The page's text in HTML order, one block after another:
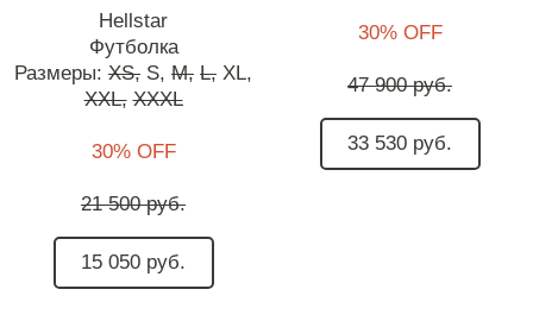
Hellstar
Футболка
Размеры: XS, S, M, L, XL,
XXL, XXXL
30% OFF
21 500 руб.
15 050 руб.
30% OFF
47 900 руб.
33 530 руб.